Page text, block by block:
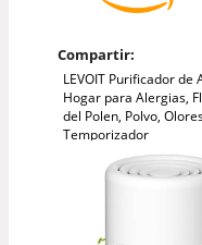
Compartir:
LEVOIT Purificador
Hogar para Alergias,
del Polen, Polvo,
Temporizador